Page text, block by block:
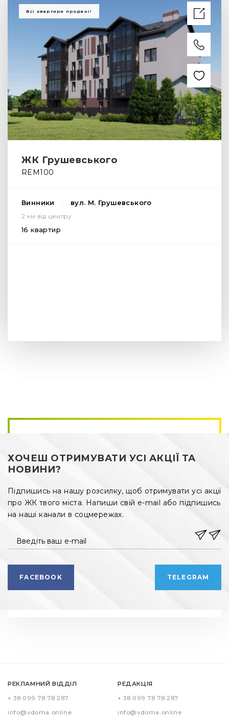
Всі квартири продані!
ЖК Грушевського
REM100
Винники вул. М. Грушевського
2 км від центру
16 квартир
ХОЧЕШ ОТРИМУВАТИ УСІ АКЦІЇ ТА
НОВИНИ?
Підпишись на нашу розсилку, щоб отримувати усі акції
про ЖК твого міста. Напиши свій e-mail або підпишись
на наші канали в соцмережах.
Введіть ваш e-mail
FACEBOOK TELEGRAM
РЕКЛАМНИЙ ВІДДІЛ
+ 38 099 78 78 287
info@vdoma.online
РЕДАКЦІЯ
+ 38 099 78 78 287
info@vdoma.online